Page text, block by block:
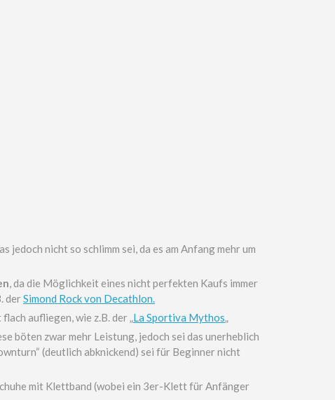
jedoch nicht so schlimm sei, da es am Anfang mehr um
, da die Möglichkeit eines nicht perfekten Kaufs immer
derSimond Rock von Decathlon.
aufliegen, wie z.B. der „ La Sportiva Mythos
böten zwar mehr Leistung, jedoch sei das unerheblich
(deutlich abknickend) sei für Beginner nicht
mit Klettband (wobei ein 3er-Klett für Anfänger